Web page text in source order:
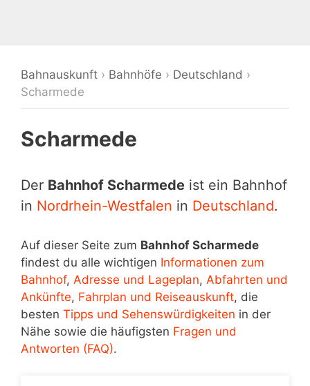
Bahnauskunft › Bahnhöfe › Deutschland ›
Scharmede
Scharmede
Der Bahnhof Scharmede ist ein Bahnhof
in Nordrhein-Westfalen in Deutschland.
Auf dieser Seite zum Bahnhof Scharmede
findest du alle wichtigen Informationen zum
Bahnhof, Adresse und Lageplan, Abfahrten und
Ankünfte, Fahrplan und Reiseauskunft, die
besten Tipps und Sehenswürdigkeiten in der
Nähe sowie die häufigsten Fragen und
Antworten (FAQ).